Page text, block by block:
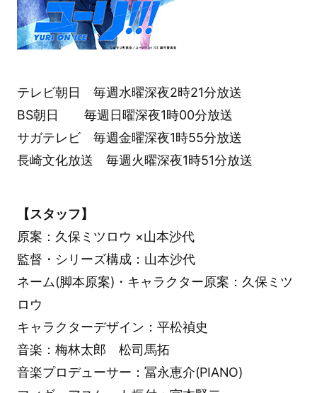
テレビ朝日 毎週水曜深夜2時21分放送
BS朝日 毎週日曜深夜1時00分放送
サガテレビ 毎週金曜深夜1時55分放送
長崎文化放送 毎週火曜深夜1時51分放送
【スタッフ】
原案：久保ミツロウ ×山本沙代
監督・シリーズ構成：山本沙代
ネーム(脚本原案)・キャラクター原案：久保ミツ
ロウ
キャラクターデザイン：平松禎史
音楽：梅林太郎 松司馬拓
音楽プロデューサー：冨永恵介(PIANO)